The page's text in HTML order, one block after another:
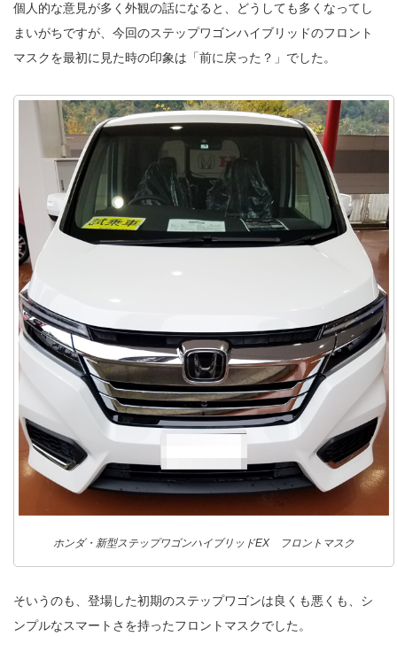
個人的な意見が多く外観の話になると、どうしても多くなってし
まいがちですが、今回のステップワゴンハイブリッドのフロント
マスクを最初に見た時の印象は「前に戻った？」でした。
ホンダ・新型ステップワゴンハイブリッドEX フロントマスク
そいうのも、登場した初期のステップワゴンは良くも悪くも、シ
ンプルなスマートさを持ったフロントマスクでした。